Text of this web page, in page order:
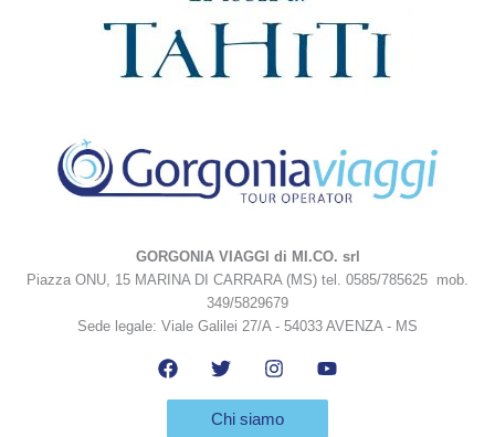
GORGONIA VIAGGI di MI.CO. srl
Piazza ONU, 15 MARINA DI CARRARA (MS) tel. 0585/785625 mob.
349/5829679
Sede legale: Viale Galilei 27/A - 54033 AVENZA - MS
Chi siamo